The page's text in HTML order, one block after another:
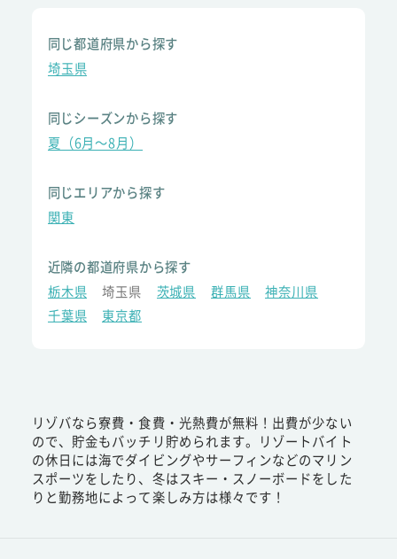
同じ都道府県から探す
埼玉県
同じシーズンから探す
夏（6月～8月）
同じエリアから探す
関東
近隣の都道府県から探す
栃木県
埼玉県 茨城県 群馬県
神奈川県
千葉県
東京都
リゾバなら寮費・食費・光熱費が無料！出費が少ない
ので、貯金もバッチリ貯められます。リゾートバイト
の休日には海でダイビングやサーフィンなどのマリン
スポーツをしたり、冬はスキー・スノーボードをした
りと勤務地によって楽しみ方は様々です！